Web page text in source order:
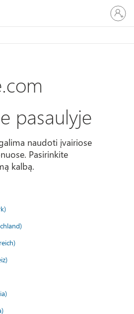
prie
pasaulyje
naudoti įvairiose
Pasirinkite
kalbą.